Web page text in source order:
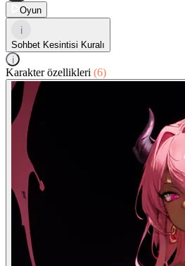
Oyun
i
Sohbet Kesintisi Kuralı
i
Karakter özellikleri (6)